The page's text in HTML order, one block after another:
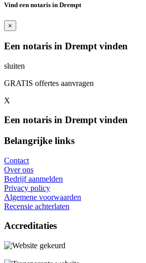
Vind een notaris in Drempt
×
Een notaris in Drempt vinden
sluiten
GRATIS offertes aanvragen
X
Een notaris in Drempt vinden
Belangrijke links
Contact
Over ons
Bedrijf aanmelden
Privacy policy
Algemene voorwaarden
Recensie achterlaten
Accreditaties